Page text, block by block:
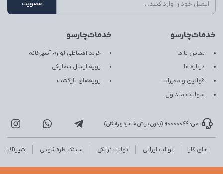
خدمات‌چارسو
تماس با ما
درباره ما
قوانین و مقررات
سوالات متداول
خدمات‌چارسو
خرید اقساطی لوازم آشپزخانه
رویه ارسال سفارش
رویه‌های بازگشت
تلفن: 90000044 (بدون پیش شماره و رایگان)
اجاق گاز توالت ایرانی توالت فرنگی سینک ظرفشویی شیرآلات